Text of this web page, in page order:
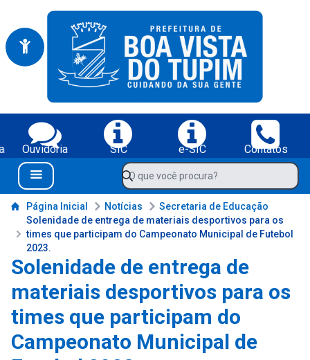
Portal da Prefeitura Municipal de Boa Vista do Tupim-BA
Serviços da Prefeitura Municipal de Boa Vista do Tupim-BA;
Ouvidoria SIC e-SIC
Contatos
Navegue pelo portal da Prefeitura de Boa Vista do Tupim-BA
Menu Bar
O que você procura?
Conteúdo da Prefeitura de Boa Vista do Tupim-BA
Página Inicial Notícias
Secretaria de Educação
Solenidade de entrega de materiais desportivos para os
times que participam do Campeonato Municipal de Futebol
2023.
Solenidade de entrega de
materiais desportivos para os
times que participam do
Campeonato Municipal de